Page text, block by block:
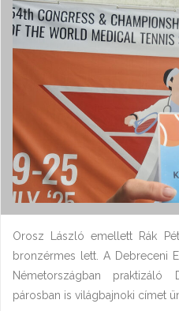
Orosz László emellett Rák
bronzérmes lett. A Debreceni
Németországban
párosban is világbajnoki címet